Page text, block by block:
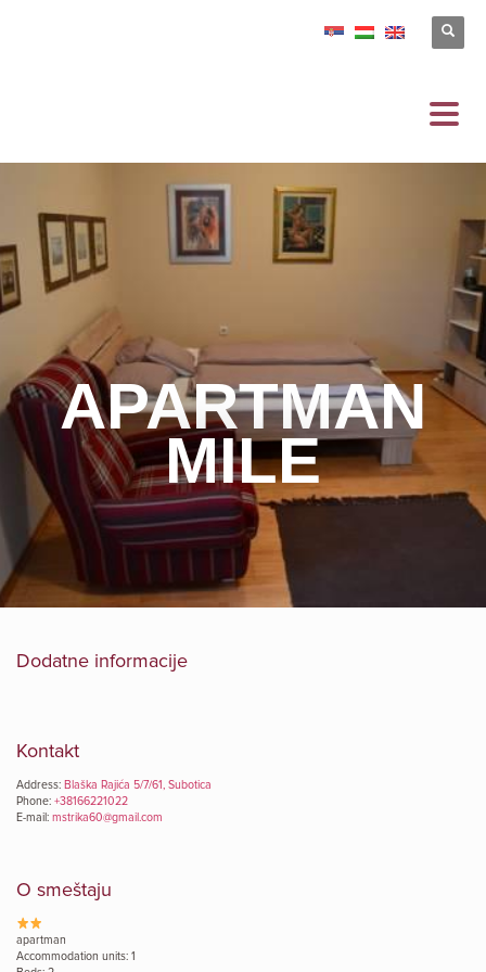
APARTMAN
MILE
Dodatne informacije
Kontakt
Address: Blaška Rajića 5/7/61, Subotica
Phone: +38166221022
E-mail: mstrika60@gmail.com
O smeštaju
apartman
Accommodation units: 1